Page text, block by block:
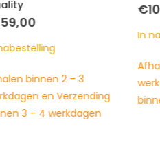
€109,00
werkdagen en Verzending
binnen 3 – 4 werkdagen